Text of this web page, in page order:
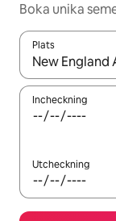
Boka unika
Plats
När resultaten
Incheckning
Utcheckning